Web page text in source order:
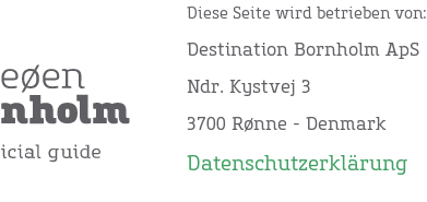
Diese Seite wird betrieben von:
Destination Bornholm ApS
Ndr. Kystvej 3
3700 Rønne - Denmark
Datenschutzerklärung